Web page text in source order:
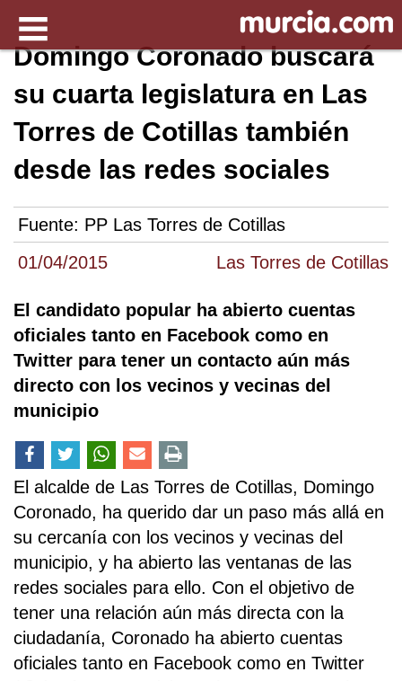
01/04/2015 Las Torres de Cotillas
Domingo Coronado buscará
su cuarta legislatura en Las
Torres de Cotillas también
desde las redes sociales
Fuente: PP Las Torres de Cotillas
El candidato popular ha abierto cuentas
oficiales tanto en Facebook como en
Twitter para tener un contacto aún más
directo con los vecinos y vecinas del
municipio
El alcalde de Las Torres de Cotillas, Domingo
Coronado, ha querido dar un paso más allá en
su cercanía con los vecinos y vecinas del
municipio, y ha abierto las ventanas de las
redes sociales para ello. Con el objetivo de
tener una relación aún más directa con la
ciudadanía, Coronado ha abierto cuentas
oficiales tanto en Facebook como en Twitter